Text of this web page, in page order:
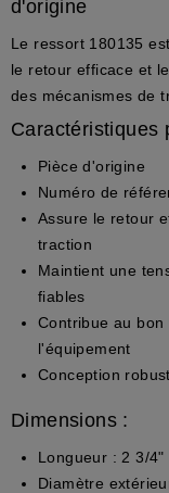
d'origine
Le ressort 180135
le retour efficace et
des mécanismes de
Caractéristiques
Pièce d'origine
Numéro de
Assure le retour
traction
Maintient une
fiables
Contribue au
l'équipement
Conception
Dimensions :
Longueur : 2 3/4"
Diamètre